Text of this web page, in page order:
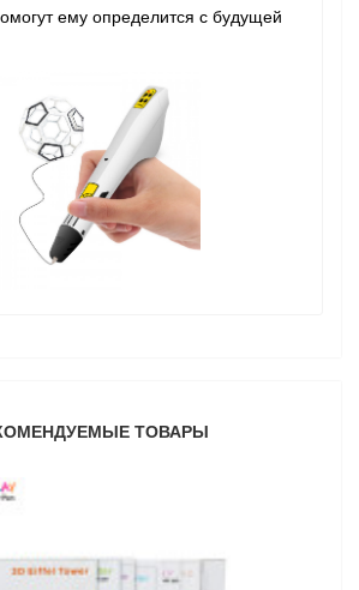
ему определится с будущей
ТОВАРЫ